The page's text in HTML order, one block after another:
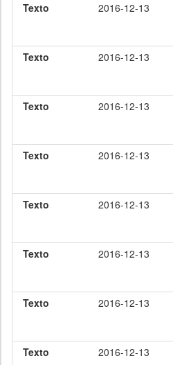
Texto
2016-12-13
Texto
2016-12-13
Texto
2016-12-13
Texto
2016-12-13
Texto
2016-12-13
Texto
2016-12-13
Texto
2016-12-13
Texto
2016-12-13